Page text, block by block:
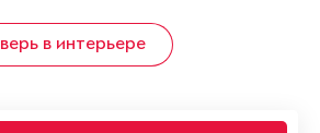
в интерьере